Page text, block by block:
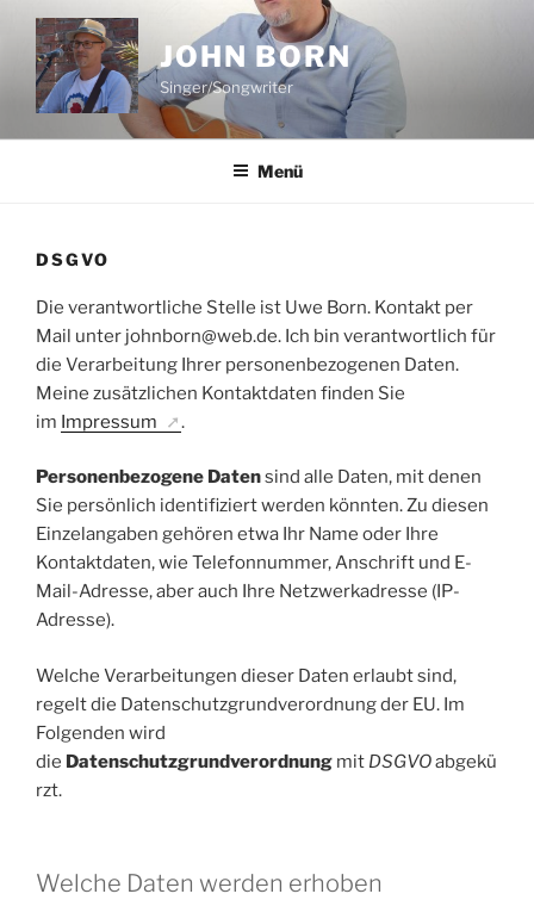
Zum
Inhalt
springen
JOHN BORN
Singer/Songwriter
Menü
DSGVO
Die verantwortliche Stelle ist Uwe Born. Kontakt per
Mail unter johnborn@web.de. Ich bin verantwortlich für
die Verarbeitung Ihrer personenbezogenen Daten.
Meine zusätzlichen Kontaktdaten finden Sie
im Impressum .
Personenbezogene Datensind alle Daten, mit denen
Sie persönlich identifiziert werden könnten. Zu diesen
Einzelangaben gehören etwa Ihr Name oder Ihre
Kontaktdaten, wie Telefonnummer, Anschrift und E-
Mail-Adresse, aber auch Ihre Netzwerkadresse (IP-
Adresse).
Welche Verarbeitungen dieser Daten erlaubt sind,
regelt die Datenschutzgrundverordnung der EU. Im
Folgenden wird
die Datenschutzgrundverordnung mit DSGVOabgekü
rzt.
Welche Daten werden erhoben